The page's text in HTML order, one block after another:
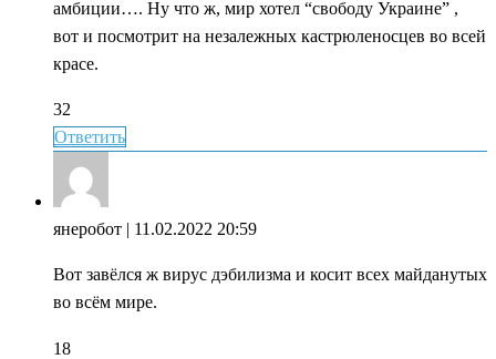
амбиции…. Ну что ж, мир хотел “свободу Украине” ,
вот и посмотрит на незалежных кастрюленосцев во всей
красе.
32
Ответить
янеробот | 11.02.2022 20:59
Вот завёлся ж вирус дэбилизма и косит всех майданутых
во всём мире.
18